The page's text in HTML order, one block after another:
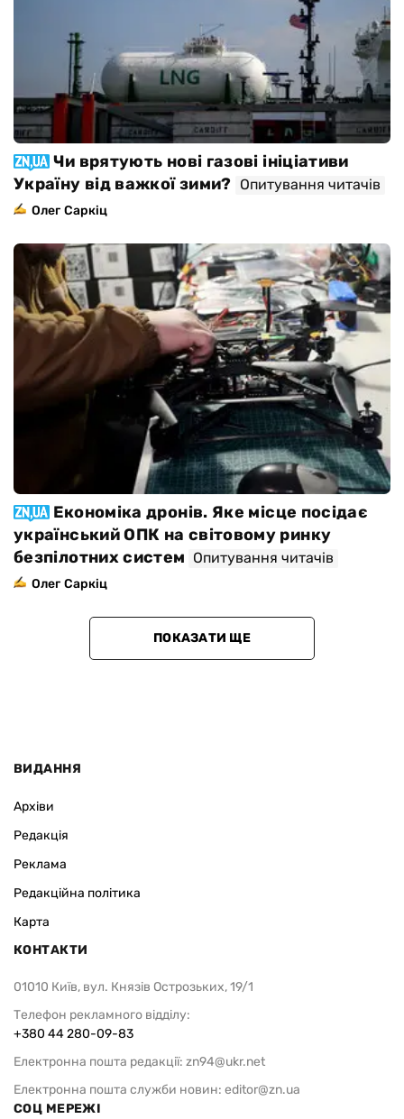
Чи врятують нові газові ініціативи
Україну від важкої зими? Опитування читачів
Олег Саркіц
Економіка дронів. Яке місце посідає
український ОПК на світовому ринку
безпілотних систем Опитування читачів
Олег Саркіц
ПОКАЗАТИ ЩЕ
ВИДАННЯ
Архіви
Редакція
Реклама
Редакційна політика
Карта
КОНТАКТИ
01010 Київ, вул. Князів Острозьких, 19/1
Телефон рекламного відділу:
+380 44 280-09-83
Електронна пошта редакції: zn94@ukr.net
Електронна пошта служби новин: editor@zn.ua
СОЦ МЕРЕЖІ